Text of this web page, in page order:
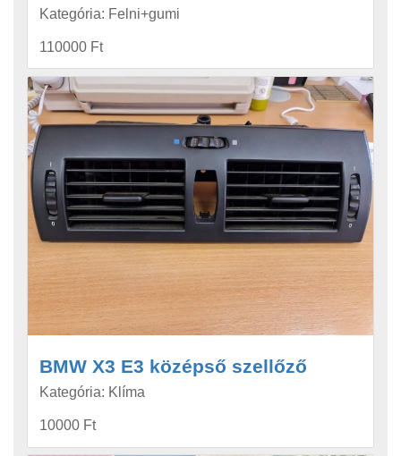
Kategória: Felni+gumi
110000 Ft
BMW X3 E3 középső szellőző
Kategória: Klíma
10000 Ft